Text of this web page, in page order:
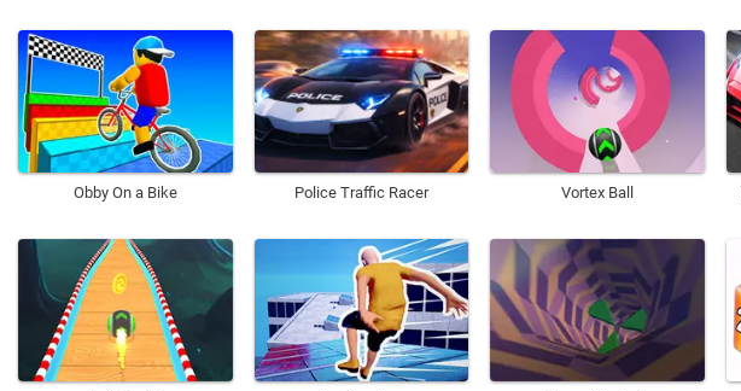
Obby On a Bike Police Traffic Racer Vortex Ball